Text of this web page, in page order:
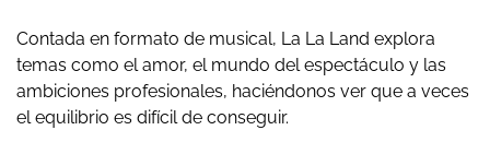
Contada en formato de musical, La La Land explora
temas como el amor, el mundo del espectáculo y las
ambiciones profesionales, haciéndonos ver que a veces
el equilibrio es difícil de conseguir.